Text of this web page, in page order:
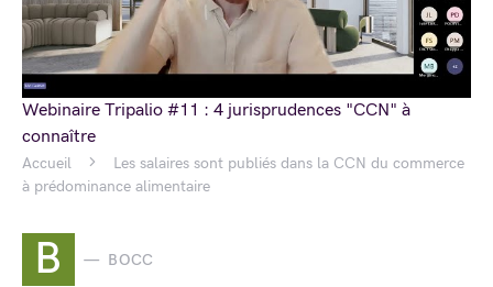
Accueil
Les salaires sont publiés dans la CCN du commerce
à prédominance alimentaire
B BOCC
Webinaire Tripalio #11 : 4 jurisprudences "CCN" à
connaître